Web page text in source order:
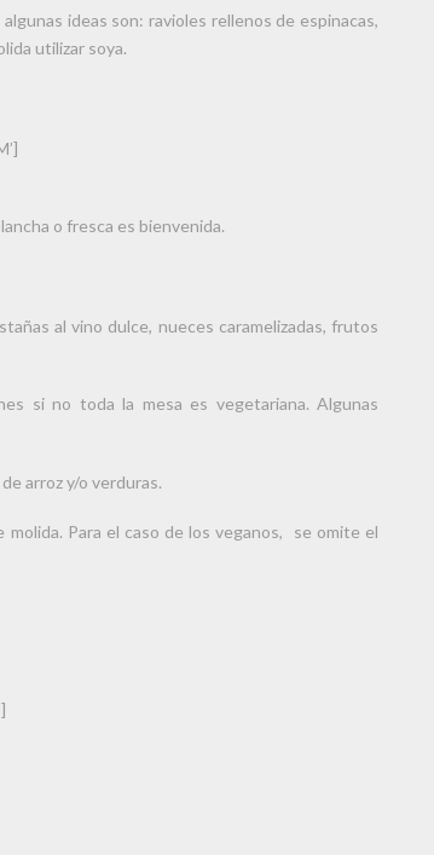
ideas son: ravioles rellenos de espinacas,
utilizar soya.
o fresca es bienvenida.
al vino dulce, nueces caramelizadas, frutos
si no toda la mesa es vegetariana. Algunas
arroz y/o verduras.
molida. Para el caso de los veganos, se omite el